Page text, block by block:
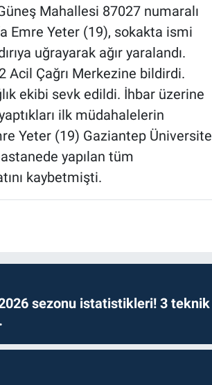
Mahallesi 87027 numaralı
Emre Yeter (19), sokakta ismi
uğrayarak ağır yaralandı.
Acil Çağrı Merkezine bildirdi.
ekibi sevk edildi. İhbar üzerine
ilk müdahalelerin
Yeter (19) Gaziantep Üniversite
yapılan tüm
kaybetmişti.
sezonu istatistikleri! 3 teknik